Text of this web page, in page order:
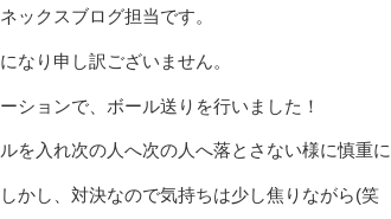
ックスブログ担当です。
なり申し訳ございません。
ションで、ボール送りを行いました！
を入れ次の人へ次の人へ落とさない様に慎重に
かし、対決なので気持ちは少し焦りながら(笑